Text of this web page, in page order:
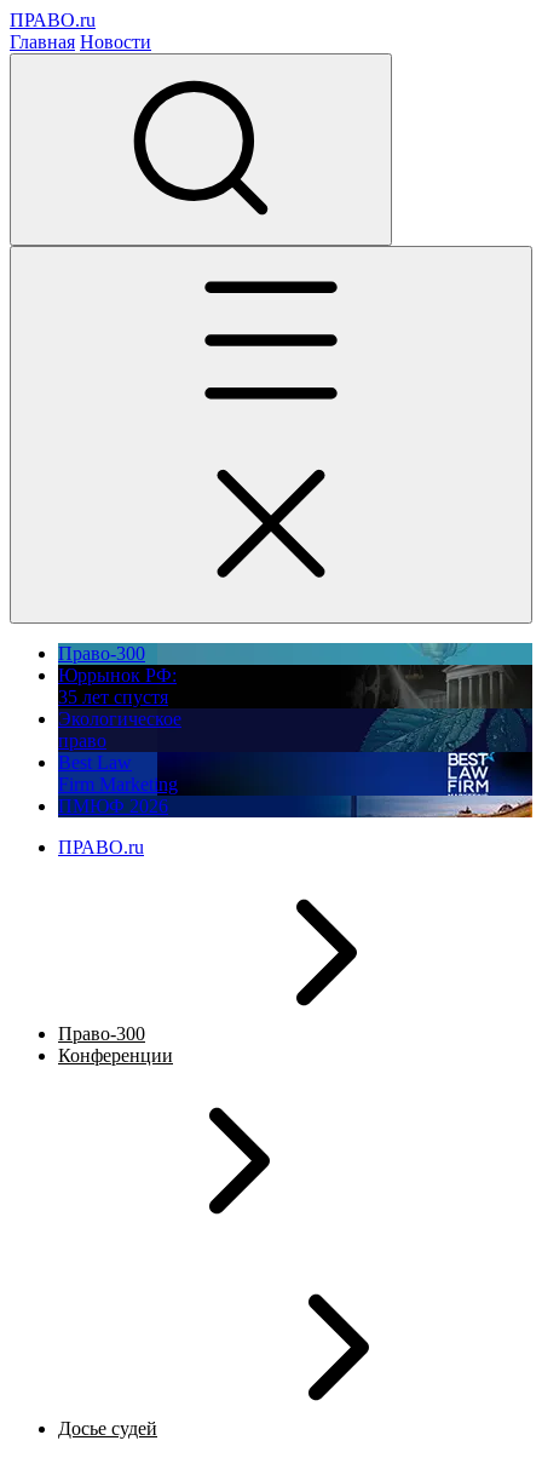
ПРАВО.ru
Главная Новости
Право-300
Юррынок РФ:
35 лет спустя
Экологическое
право
Best Law
Firm Marketing
ПМЮФ 2026
ПРАВО.ru
Право-300
Конференции
Досье судей